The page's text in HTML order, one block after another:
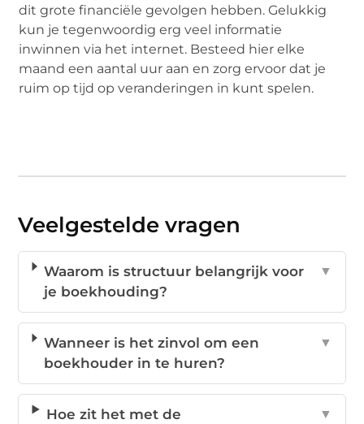
dit grote financiële gevolgen hebben. Gelukkig
kun je tegenwoordig erg veel informatie
inwinnen via het internet. Besteed hier elke
maand een aantal uur aan en zorg ervoor dat je
ruim op tijd op veranderingen in kunt spelen.
Veelgestelde vragen
Waarom is structuur belangrijk voor
je boekhouding?
▼
Wanneer is het zinvol om een
boekhouder in te huren?
▼
Hoe zit het met de
▼